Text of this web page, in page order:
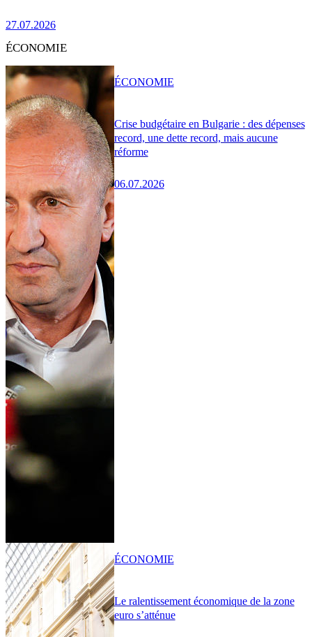
27.07.2026
ÉCONOMIE
Crise budgétaire en Bulgarie : des dépenses
record, une dette record, mais aucune
réforme
06.07.2026
ÉCONOMIE
Le ralentissement économique de la zone
euro s’atténue
ÉCONOMIE